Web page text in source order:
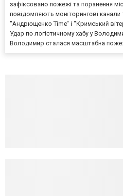
зафіксовано пожежі та поранення
повідомляють моніторингові канали
"Андрющенко Time" і "Кримський
Удар по логістичному хабу у
Володимир сталася масштабна